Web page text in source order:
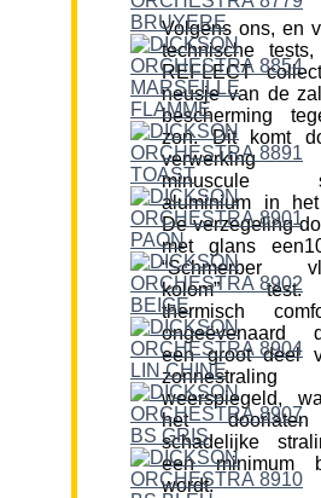
Volgens ons, en
technische
REFLECT
neusje van de
bescherming
zon. Dit komt
minuscule
aluminium in
De verzegeling
met glans
“Schmerber
kolom”
thermisch
ongeëvenaard
een groot deel
zonnestraling
weerspiegeld,
het
schadelijke
een minimum
wordt.